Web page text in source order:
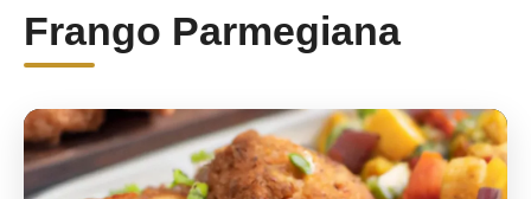
Frango Parmegiana